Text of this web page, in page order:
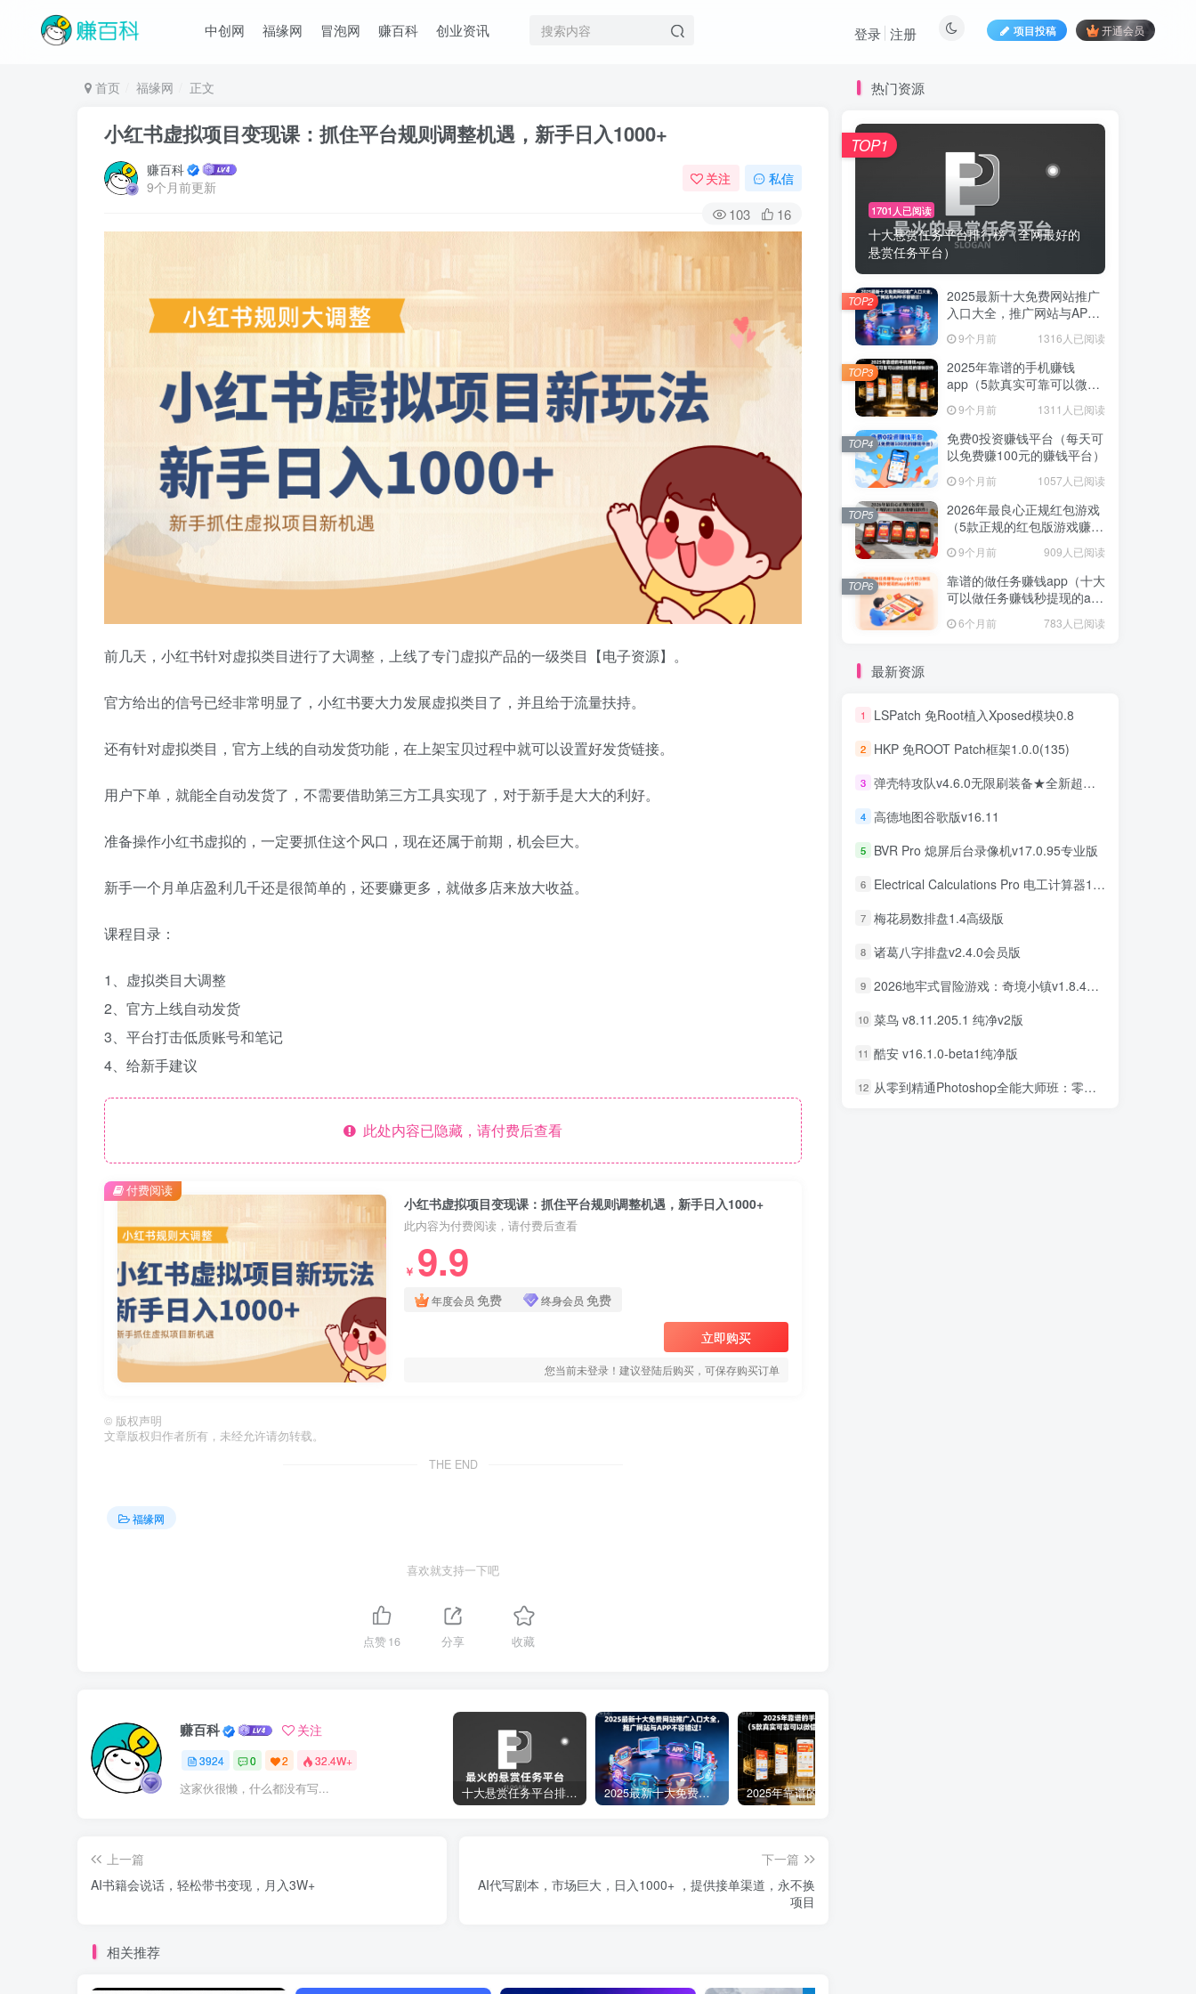
中创网 福缘网 冒泡网 赚百科 创业资讯 项目投稿 开通会员
登录 注册
首页 福缘网 正文
小红书虚拟项目变现课：抓住平台规则调整机遇，新手日入1000+
赚百科
9个月前更新
关注 私信
103 16
前几天，小红书针对虚拟类目进行了大调整，上线了专门虚拟产品的一级类目【电子资源】。
官方给出的信号已经非常明显了，小红书要大力发展虚拟类目了，并且给于流量扶持。
还有针对虚拟类目，官方上线的自动发货功能，在上架宝贝过程中就可以设置好发货链接。
用户下单，就能全自动发货了，不需要借助第三方工具实现了，对于新手是大大的利好。
准备操作小红书虚拟的，一定要抓住这个风口，现在还属于前期，机会巨大。
新手一个月单店盈利几千还是很简单的，还要赚更多，就做多店来放大收益。
课程目录：
1、虚拟类目大调整
2、官方上线自动发货
3、平台打击低质账号和笔记
4、给新手建议
此处内容已隐藏，请付费后查看
小红书虚拟项目变现课：抓住平台规则调整机遇，新手日入1000+
此内容为付费阅读，请付费后查看
￥ 9.9
年度会员 免费 终身会员 免费
立即购买
您当前未登录！建议登陆后购买，可保存购买订单
付费阅读
© 版权声明
文章版权归作者所有，未经允许请勿转载。
THE END
福缘网
喜欢就支持一下吧
点赞16 分享 收藏
赚百科 关注
3924 0 2 32.4W+
这家伙很懒，什么都没有写... 十大悬赏任务平台排行榜（全网最好的悬赏任务平台） 2025最新十大免费网站推广入口大全，推广网站与APP不容错过！
上一篇
AI书籍会说话，轻松带书变现，月入3W+
下一篇
AI代写剧本，市场巨大，日入1000+ ，提供接单渠道，永不换
项目
相关推荐
热门资源
1701人已阅读
十大悬赏任务平台排行榜（全网最好的
悬赏任务平台）
TOP1
2025最新十大免费网站推广
入口大全，推广网站与APP
9个月前 1316人已阅读
TOP2
2025年靠谱的手机赚钱
app（5款真实可靠可以微信
9个月前 1311人已阅读
TOP3
免费0投资赚钱平台（每天可
以免费赚100元的赚钱平台）
9个月前 1057人已阅读
TOP4
2026年最良心正规红包游戏
（5款正规的红包版游戏赚钱
9个月前 909人已阅读
TOP5
靠谱的做任务赚钱app（十大
可以做任务赚钱秒提现的app
6个月前 783人已阅读
TOP6
最新资源
1 LSPatch 免Root植入Xposed模块0.8
2 HKP 免ROOT Patch框架1.0.0(135)
3 弹壳特攻队v4.6.0无限刷装备★全新超爽动作射击割草游戏
4 高德地图谷歌版v16.11
5 BVR Pro 熄屏后台录像机v17.0.95专业版
6 Electrical Calculations Pro 电工计算器11.0.5专业版
7 梅花易数排盘1.4高级版
8 诸葛八字排盘v2.4.0会员版
9 2026地牢式冒险游戏：奇境小镇v1.8.411完美版
10 菜鸟 v8.11.205.1 纯净v2版
11 酷安 v16.1.0-beta1纯净版
12 从零到精通Photoshop全能大师班：零基础学PS，直通商业设计变现